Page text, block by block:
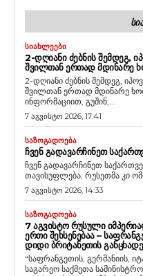
ᲡᲘᲐᲮᲚᲔᲔᲑᲘ
2-ᲓᲦᲘᲐᲜᲘ ᲫᲔᲑᲜᲘᲡ ᲨᲔᲛᲓᲔᲒ,
ᲨᲕᲘᲚᲗᲐᲜ ᲔᲠᲗᲐᲓ ᲛᲓᲘᲜᲐᲠᲔ
2-დღიანი ძებნის შემდეგ,
შვილთან ერთად მდინარე
ინფორმაციით, გუშინ,...
7 აგვისტო 2026, 17:41
ᲡᲐᲖᲝᲒᲐᲓᲝᲔᲑᲐ
ᲩᲕᲔᲜ ᲒᲐᲓᲐᲕᲐᲠᲩᲘᲜᲔᲗ
ჩვენ გადავარჩინეთ
თავისუფლება, რუსეთმა კი
7 აგვისტო 2026, 14:33
ᲡᲐᲖᲝᲒᲐᲓᲝᲔᲑᲐ
7 ᲐᲒᲕᲘᲡᲢᲝ ᲠᲣᲡᲣᲚᲘ
ᲔᲠᲗᲘ ᲨᲔᲮᲡᲔᲜᲔᲑᲐᲐ –
ᲓᲘᲓᲘ ᲑᲠᲘᲢᲐᲜᲔᲗᲘᲡ
“საფრანგეთის, გერმანიის,
საგარეო საქმეთა